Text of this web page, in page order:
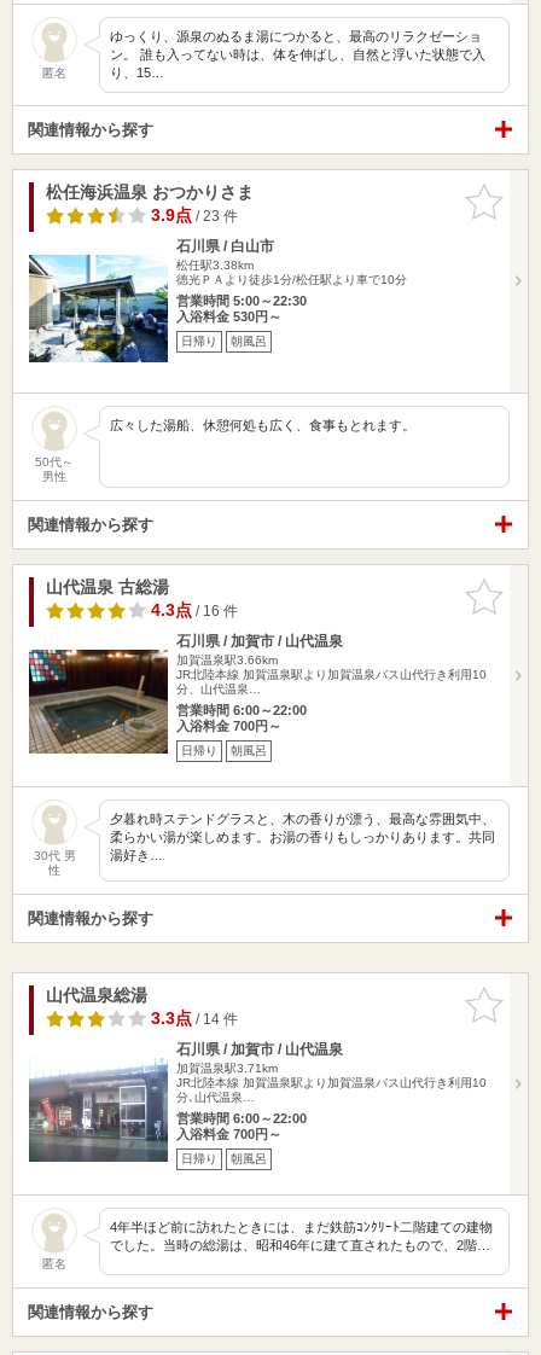
匿名
ゆっくり、源泉のぬるま湯につかると、最高のリラクゼーショ
ン。 誰も入ってない時は、体を伸ばし、自然と浮いた状態で入
り、15…
関連情報から探す
お気に入
りに追加
松任海浜温泉 おつかりさま
3.9点/ 23 件
石川県 / 白山市
松任駅3.38km
徳光ＰＡより徒歩1分/松任駅より車で10分
営業時間 5:00～22:30
入浴料金 530円～
日帰り 朝風呂
50代～
男性
広々した湯船、休憩何処も広く、食事もとれます。
関連情報から探す
お気に入
りに追加
山代温泉 古総湯
4.3点/ 16 件
石川県 / 加賀市 / 山代温泉
加賀温泉駅3.66km
JR北陸本線 加賀温泉駅より加賀温泉バス山代行き利用10
分、山代温泉…
営業時間 6:00～22:00
入浴料金 700円～
日帰り 朝風呂
30代 男
性
夕暮れ時ステンドグラスと、木の香りが漂う、最高な雰囲気中、
柔らかい湯が楽しめます。お湯の香りもしっかりあります。共同
湯好き…
関連情報から探す
お気に入
りに追加
山代温泉総湯
3.3点/ 14 件
石川県 / 加賀市 / 山代温泉
加賀温泉駅3.71km
JR北陸本線 加賀温泉駅より加賀温泉バス山代行き利用10
分､山代温泉…
営業時間 6:00～22:00
入浴料金 700円～
日帰り 朝風呂
匿名
4年半ほど前に訪れたときには、まだ鉄筋ｺﾝｸﾘｰﾄ二階建ての建物
でした。当時の総湯は、昭和46年に建て直されたもので、2階…
関連情報から探す